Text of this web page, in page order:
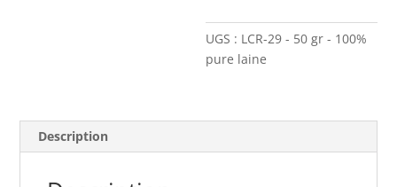
-
Rouge/vert/jaune/orange
UGS : LCR-29 - 50 gr - 100%
pure laine
Description